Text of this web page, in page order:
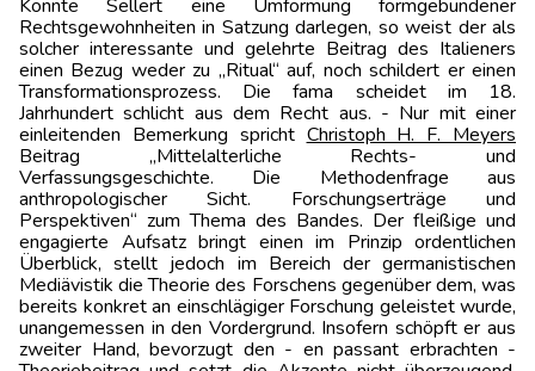
Konnte Sellert eine Umformung formgebundener
Rechtsgewohnheiten in Satzung darlegen, so weist der als
solcher interes­sante und gelehrte Beitrag des Italieners
einen Bezug weder zu „Ritual“ auf, noch schildert er einen
Transformationsprozess. Die fama scheidet im 18.
Jahrhundert schlicht aus dem Recht aus. - Nur mit einer
einleitenden Bemerkung spricht Christoph H. F. Meyers
Beitrag „Mittelalterliche Rechts- und
Verfassungsgeschichte. Die Methodenfrage aus
anthropologi­scher Sicht. Forschungserträge und
Perspektiven“ zum Thema des Bandes. Der fleißige und
engagierte Aufsatz bringt einen im Prinzip ordentlichen
Überblick, stellt jedoch im Bereich der germanistischen
Mediävistik die Theorie des Forschens gegenüber dem, was
bereits konkret an einschlägiger Forschung geleistet wurde,
unangemessen in den Vordergrund. Insofern schöpft er aus
zweiter Hand, bevorzugt den - en passant erbrachten -